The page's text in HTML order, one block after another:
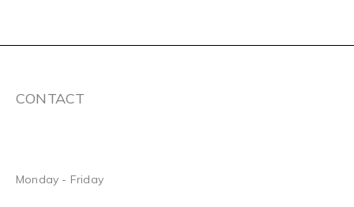
CONTACT
Monday - Friday